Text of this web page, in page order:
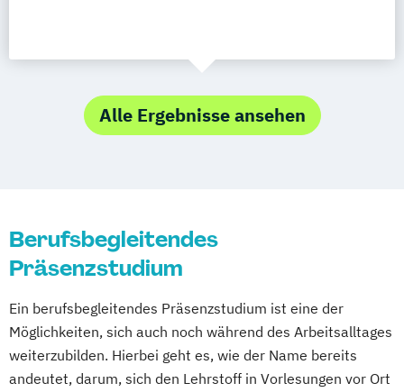
Alle Ergebnisse ansehen
Berufsbegleitendes
Präsenzstudium
Ein berufsbegleitendes Präsenzstudium ist eine der
Möglichkeiten, sich auch noch während des Arbeitsalltages
weiterzubilden. Hierbei geht es, wie der Name bereits
andeutet, darum, sich den Lehrstoff in Vorlesungen vor Ort